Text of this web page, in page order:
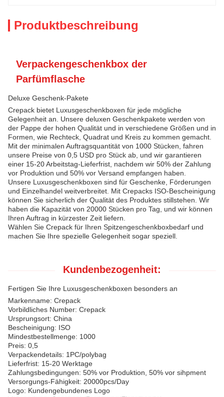
Produktbeschreibung
Verpackengeschenkbox der
Parfümflasche
Deluxe Geschenk-Pakete
Crepack bietet Luxusgeschenkboxen für jede mögliche
Gelegenheit an. Unsere deluxen Geschenkpakete werden von
der Pappe der hohen Qualität und in verschiedene Größen und in
Formen, wie Rechteck, Quadrat und Kreis zu kommen gemacht.
Mit der minimalen Auftragsquantität von 1000 Stücken, fahren
unsere Preise von 0,5 USD pro Stück ab, und wir garantieren
einer 15-20 Arbeitstag-Lieferfrist, nachdem wir 50% der Zahlung
vor Produktion und 50% vor Versand empfangen haben.
Unsere Luxusgeschenkboxen sind für Geschenke, Förderungen
und Einzelhandel weitverbreitet. Mit Crepacks ISO-Bescheinigung
können Sie sicherlich der Qualität des Produktes stillstehen. Wir
haben die Kapazität von 20000 Stücken pro Tag, und wir können
Ihren Auftrag in kürzester Zeit liefern.
Wählen Sie Crepack für Ihren Spitzengeschenkboxbedarf und
machen Sie Ihre spezielle Gelegenheit sogar speziell.
Kundenbezogenheit:
Fertigen Sie Ihre Luxusgeschenkboxen besonders an
Markenname: Crepack
Vorbildliches Number: Crepack
Ursprungsort: China
Bescheinigung: ISO
Mindestbestellmenge: 1000
Preis: 0,5
Verpackendetails: 1PC/polybag
Lieferfrist: 15-20 Werktage
Zahlungsbedingungen: 50% vor Produktion, 50% vor sihpment
Versorgungs-Fähigkeit: 20000pcs/Day
Logo: Kundengebundenes Logo